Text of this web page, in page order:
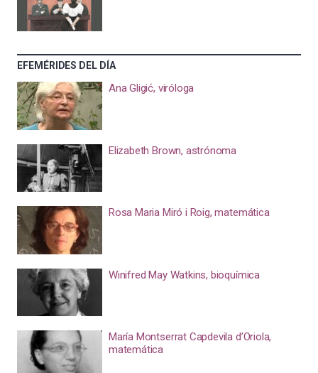
EFEMÉRIDES DEL DÍA
Ana Gligić, viróloga
Elizabeth Brown, astrónoma
Rosa Maria Miró i Roig, matemática
Winifred May Watkins, bioquímica
María Montserrat Capdevila d’Oriola,
matemática